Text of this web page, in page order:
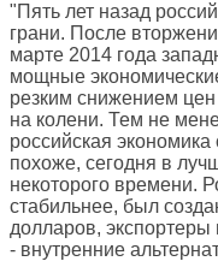
"Пять лет назад
грани. После
марте 2014 года
мощные
резким снижением
на колени. Тем не
российская
похоже, сегодня в
некоторого времени.
стабильнее, был
долларов,
- внутренние